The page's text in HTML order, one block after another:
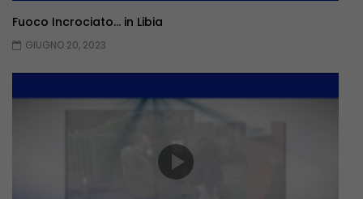
Fuoco Incrociato… in Libia
GIUGNO 20, 2023